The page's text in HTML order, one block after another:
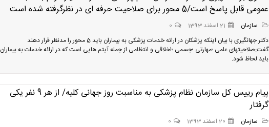
عمومی قابل پاسخ است/5 محور برای صلاحیت حرفه ای در نظرگرفته شده است
سازمان 21 اسفند 1393
0
دکتر جهانگیری با بیان اینکه پزشکان در ارائه خدمات پزشکی به بیماران باید 5 محور را مدنظر قرار دهند
گفت:صلاحیتهای علمی ؛مهارتی ؛جسمی ؛اخلاقی و انتظامی از جمله آیتم هایی است که در ارائه خدمات به بیماران
باید لحاظ شود.
پیام رییس کل سازمان نظام پزشکی به مناسبت روز جهانی کلیه/ از هر 9 نفر یکی
گرفتار
سازمان 20 اسفند 1393
0